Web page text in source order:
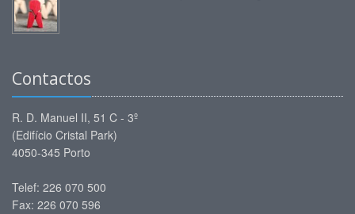
Contactos
R. D. Manuel II, 51 C - 3º
(Edifício Cristal Park)
4050-345 Porto
Telef: 226 070 500
Fax: 226 070 596